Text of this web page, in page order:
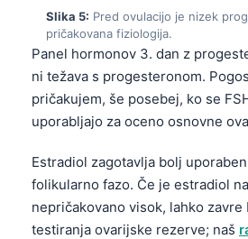
Slika 5: Pred ovulacijo je nizek
pričakovana fiziologija.
Panel hormonov 3. dan z
ni težava s progesteronom.
pričakujem, še posebej, ko se
uporabljajo za oceno osnovne
Estradiol zagotavlja bolj
folikularno fazo. Če je estradiol
nepričakovano visok, lahko zavre
testiranja ovarijske rezerve; naš